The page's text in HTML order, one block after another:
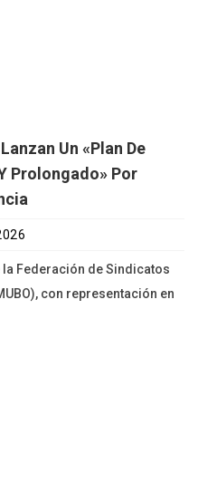
Un «plan De
Prolongado» Por
la Federación de Sindicatos
con representación en